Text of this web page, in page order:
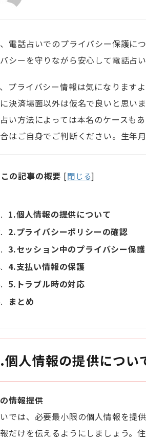
電話占いでのプライバシー保護につ
シーを守りながら安心して電話占
プライバシー情報は気になりますよ
決済場面以外は仮名で良いと思いま
い方法によっては本名のケースもあ
はご自身でご判断ください。生年
この記事の概要 [閉じる]
1.個人情報の提供について
2.プライバシーポリシーの確認
3.セッション中のプライバシー保護
4.支払い情報の保護
5.トラブル時の対応
まとめ
個人情報の提供につい
情報提供
では、必要最小限の個人情報を提
だけを伝えるようにしましょう。